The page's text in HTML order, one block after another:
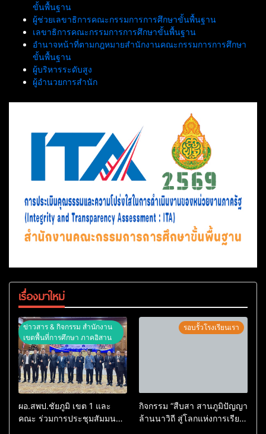
ขั้นพื้นฐาน
ผู้ช่วยเลขาธิการคณะกรรมการการศึกษาขั้นพื้นฐาน
เลขาธิการคณะกรรมการการศึกษาขั้นพื้นฐาน
อำนาจหน้าที่ตามกฎหมายสำนักงานคณะกรรมการการศึกษา
ขั้นพื้นฐาน
ผู้บริหารระดับสูง
ผู้อำนวยการสำนัก
เรื่องมาใหม่
ข่าวสาร & กิจกรรม สำนักงาน
เขตพื้นที่การศึกษา ภาคอิสาน
ผอ.สพป.ชัยภูมิ เขต 1 และ
คณะ ร่วมการประชุมสัมมนา
รอบรั้วโรงเรียนเรา
กิจกรรม “สืบสา สานภูมิปัญญา
ล้านนาวิถี สู่โลกแห่งการเรียน